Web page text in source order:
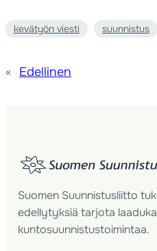
kevätyön viesti suunnistus
« Edellinen
Suomen Suunnistusliitto
edellytyksiä tarjota
kuntosuunnistustoimintaa.